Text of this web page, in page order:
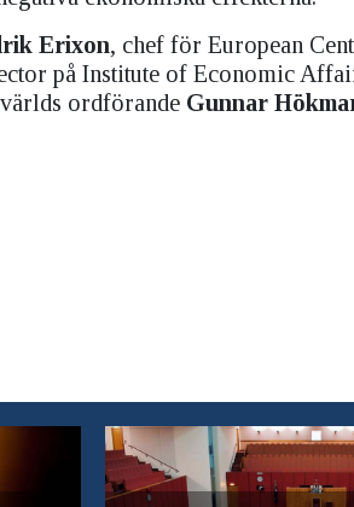
Erixon, chef för European
på Institute of Economic
ordförande Gunnar